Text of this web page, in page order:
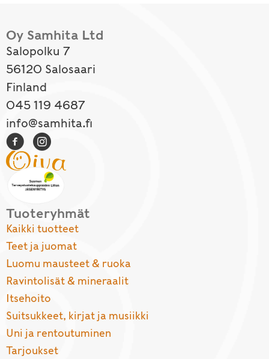
Oy Samhita Ltd
Salopolku 7
56120 Salosaari
Finland
045 119 4687
info@samhita.fi
Tuoteryhmät
Kaikki tuotteet
Teet ja juomat
Luomu mausteet & ruoka
Ravintolisät & mineraalit
Itsehoito
Suitsukkeet, kirjat ja musiikki
Uni ja rentoutuminen
Tarjoukset